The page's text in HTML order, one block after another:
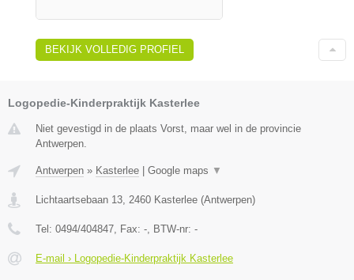
BEKIJK VOLLEDIG PROFIEL
Logopedie-Kinderpraktijk Kasterlee
Niet gevestigd in de plaats Vorst, maar wel in de provincie
Antwerpen.
Antwerpen » Kasterlee Google maps ▼
Lichtaartsebaan 13 2460 Kasterlee (Antwerpen)
Tel: 0494/404847 , Fax: - , BTW-nr: -
E-mail › Logopedie-Kinderpraktijk Kasterlee